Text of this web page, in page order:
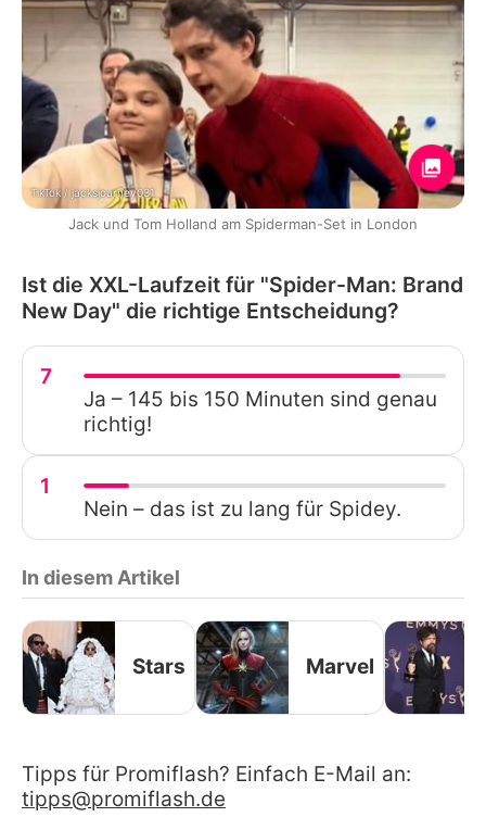
TikTok / jacksjourney031
Jack und Tom Holland am Spiderman-Set in London
Ist die XXL-Laufzeit für "Spider-Man: Brand
New Day" die richtige Entscheidung?
7
Ja – 145 bis 150 Minuten sind genau
richtig!
1
Nein – das ist zu lang für Spidey.
In diesem Artikel
Stars Marvel
Tipps für Promiflash? Einfach E-Mail an:
tipps@promiflash.de